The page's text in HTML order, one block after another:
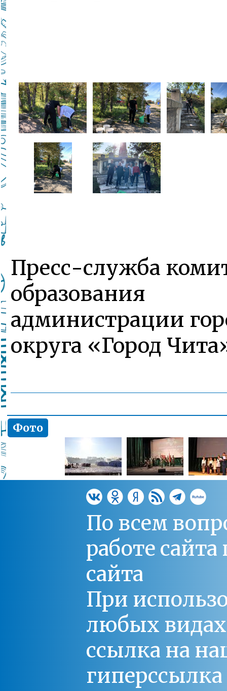
Пресс-служба
образования
администрации
округа «Город
Фото
По всем
работе
сайта
При
любых
ссылка на